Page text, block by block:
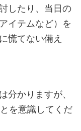
したり、当日の
イテムなど）を
慌てない備え
分かりますが、
を意識してくだ